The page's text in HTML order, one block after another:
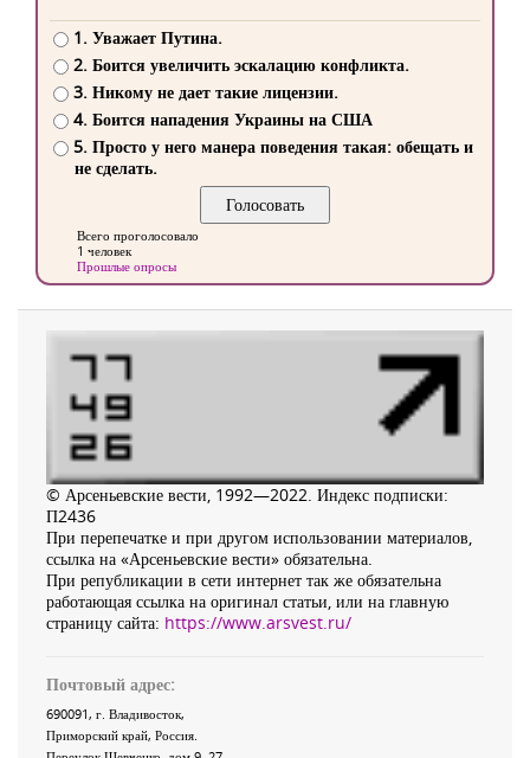
1. Уважает Путина.
2. Боится увеличить эскалацию конфликта.
3. Никому не дает такие лицензии.
4. Боится нападения Украины на США
5. Просто у него манера поведения такая: обещать и
не сделать.
Всего проголосовало
1 человек
Прошлые опросы
© Арсеньевские вести, 1992—2022. Индекс подписки:
П2436
При перепечатке и при другом использовании материалов,
ссылка на «Арсеньевские вести» обязательна.
При републикации в сети интернет так же обязательна
работающая ссылка на оригинал статьи, или на главную
страницу сайта: https://www.arsvest.ru/
Почтовый адрес:
690091, г. Владивосток,
Приморский край, Россия.